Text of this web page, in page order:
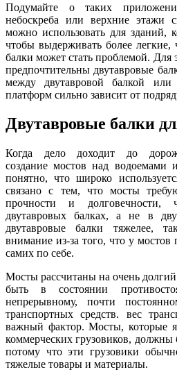
Подумайте о таких
небоскреба или верхние этажи
можно использовать для зданий,
чтобы выдерживать более
балки может стать проблемой. Для
предпочтительны двутавровые
между двутавровой балкой или
платформ сильно зависит от
Двутавровые балки
Когда дело доходит до
создание мостов над водоемами
понятно, что широко
связано с тем, что мосты
прочности и
двутавровых балках, а не в
двутавровые балки тяжелее,
внимание из-за того, что у
самих по себе.
Мосты рассчитаны на очень
быть в состоянии
непрерывному, почти
транспортных средств. вес
важный фактор. Мосты, которые
коммерческих грузовиков,
потому что эти грузовики
тяжелые товары и материалы.